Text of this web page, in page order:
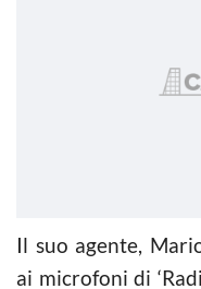
Il suo agente,
ai microfoni di